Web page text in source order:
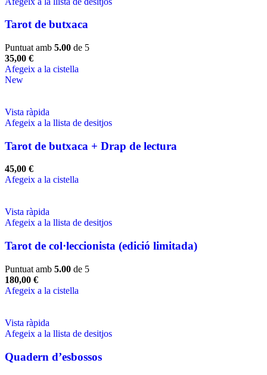
Tarot de butxaca
Puntuat amb 5.00 de 5
35,00 €
Afegeix a la cistella
New
Vista ràpida
Afegeix a la llista de desitjos
Tarot de butxaca + Drap de lectura
45,00 €
Afegeix a la cistella
Vista ràpida
Afegeix a la llista de desitjos
Tarot de col·leccionista (edició limitada)
Puntuat amb 5.00 de 5
180,00 €
Afegeix a la cistella
Vista ràpida
Afegeix a la llista de desitjos
Quadern d’esbossos